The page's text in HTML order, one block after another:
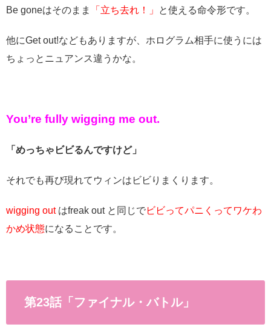
Be goneはそのまま 「立ち去れ！」 と使える命令形です。
他にGet out!などもありますが、ホログラム相手に使うには
ちょっとニュアンス違うかな。
You’re fully wigging me out.
「めっちゃビビるんですけど」
それでも再び現れてウィンはビビりまくります。
wigging outはfreak out と同じでビビってパニくってワケわ
かめ状態になることです。
第23話「ファイナル・バトル」